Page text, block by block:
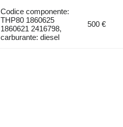
Codice componente:
THP80 1860625
1860621 2416798,
carburante: diesel
500 €